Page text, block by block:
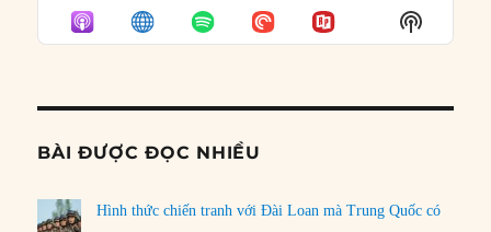
EPISODE
EPISODES
LIST
Show
Podcast
BÀI ĐƯỢC ĐỌC NHIỀU
Hình thức chiến tranh với Đài Loan mà Trung Quốc có